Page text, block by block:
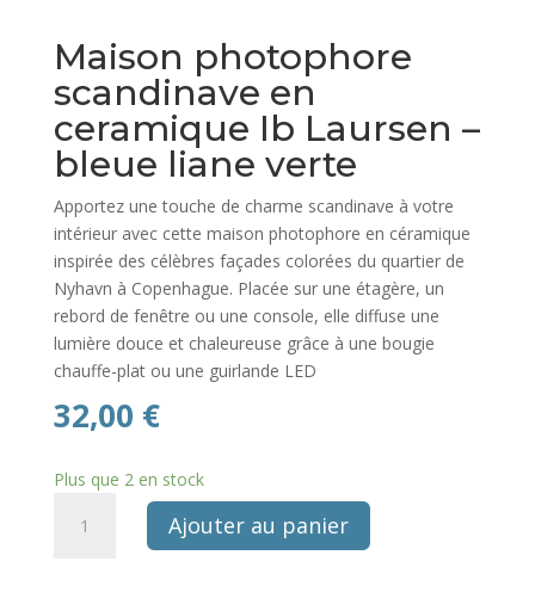
Maison photophore
scandinave en
ceramique Ib Laursen –
bleue liane verte
Apportez une touche de charme scandinave à votre
intérieur avec cette maison photophore en céramique
inspirée des célèbres façades colorées du quartier de
Nyhavn à Copenhague. Placée sur une étagère, un
rebord de fenêtre ou une console, elle diffuse une
lumière douce et chaleureuse grâce à une bougie
chauffe-plat ou une guirlande LED
32,00 €
Plus que 2 en stock
Ajouter au panier